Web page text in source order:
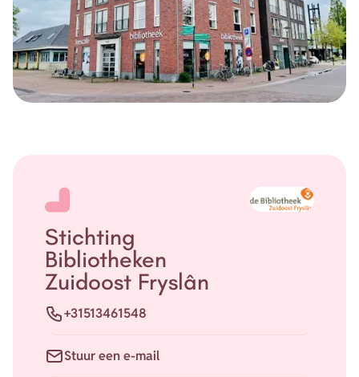
Stichting
Bibliotheken
Zuidoost Fryslân
Telefoon
+31513461548
Stuur een e-mail